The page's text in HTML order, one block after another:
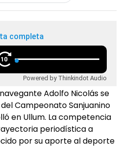
completa
10
Powered by Thinkindot Audio
Adolfo Nicolás se
Campeonato Sanjuanino
en Ullum. La competencia
periodística a
por su aporte al deporte